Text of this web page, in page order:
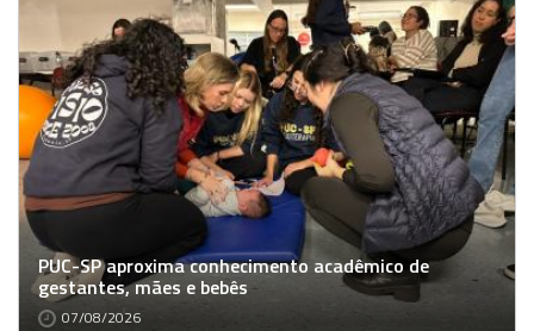
PUC-SP aproxima conhecimento acadêmico de
gestantes, mães e bebês
07/08/2026